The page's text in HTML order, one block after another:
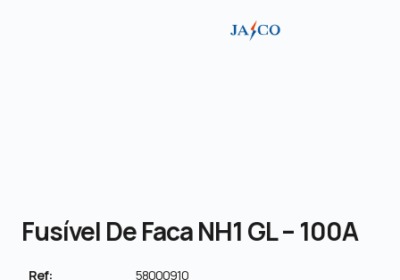
Fusível De Faca NH1 GL – 100A
Ref: 58000910